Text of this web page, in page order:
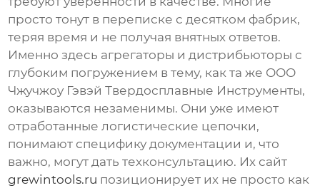
просто тонут в переписке с десятком фабрик,
теряя время и не получая внятных ответов.
Именно здесь агрегаторы и дистрибьюторы с
глубоким погружением в тему, как та же ООО
Чжучжоу Гэвэй Твердосплавные Инструменты,
оказываются незаменимы. Они уже имеют
отработанные логистические цепочки,
понимают специфику документации и, что
важно, могут дать техконсультацию. Их сайт
grewintools.ru позиционирует их не просто как